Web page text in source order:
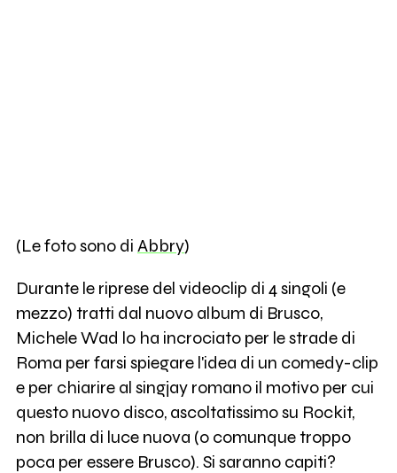
(Le foto sono di Abbry)
Durante le riprese del videoclip di 4 singoli (e
mezzo) tratti dal nuovo album di Brusco,
Michele Wad lo ha incrociato per le strade di
Roma per farsi spiegare l'idea di un comedy-clip
e per chiarire al singjay romano il motivo per cui
questo nuovo disco, ascoltatissimo su Rockit,
non brilla di luce nuova (o comunque troppo
poca per essere Brusco). Si saranno capiti?